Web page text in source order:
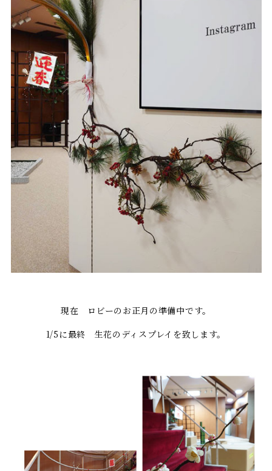
現在 ロビーのお正月の準備中です。
1/5に最終 生花のディスプレイを致します。